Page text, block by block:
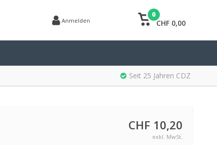
Anmelden
0
CHF 0,00
Seit 25 Jahren CDZ
CHF 10,20
exkl. MwSt.